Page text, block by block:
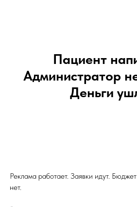
Пациент
Администратор
Деньги
Реклама работает. Заявки идут.
нет.